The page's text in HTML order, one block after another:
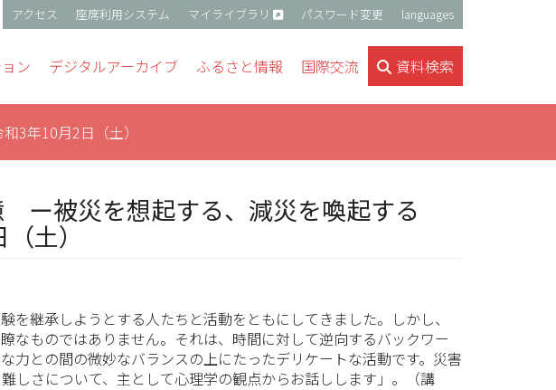
アクセス 座席利用システム マイライブラリ パスワード変更 languages
ン デジタルアーカイブ ふるさと情報 国際交流 資料検索
3年10月2日（土）
ー被災を想起する、減災を喚起する
土）
を継承しようとする人たちと活動をともにしてきました。しかし、
なものではありません。それは、時間に対して逆向するバックワー
力との間の微妙なバランスの上にたったデリケートな活動です。災害
しさについて、主として心理学の観点からお話しします」。（講